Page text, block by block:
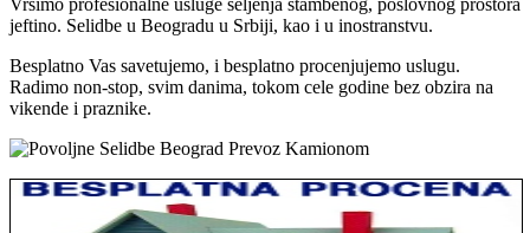
Vršimo profesionalne usluge seljenja stambenog, poslovnog prostora
jeftino. Selidbe u Beogradu u Srbiji, kao i u inostranstvu.
Besplatno Vas savetujemo, i besplatno procenjujemo uslugu.
Radimo non-stop, svim danima, tokom cele godine bez obzira na
vikende i praznike.